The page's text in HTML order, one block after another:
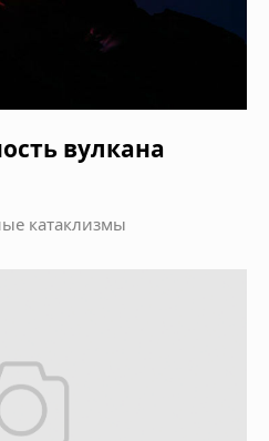
вулкана
катаклизмы